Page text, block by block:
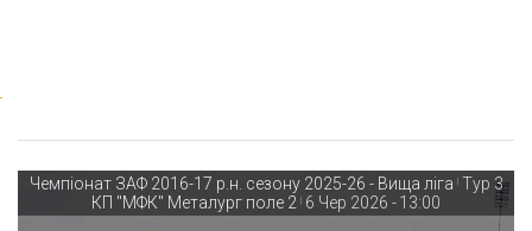
Чемпіонат ЗАФ 2016-17 р.н. сезону 2025-26 - Вища ліга | Тур 3
КП "МФК" Металург поле 2 | 6 Чер 2026 - 13:00